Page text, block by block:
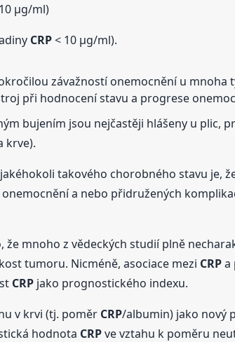
µg/ml)
CRP< 10 µg/ml).
závažností onemocnění u mnoha
při hodnocení stavu a progrese
bujením jsou nejčastěji hlášeny u plic,
krve).
takového chorobného stavu je,
a nebo přidružených
mnoho z vědeckých studií plně
tumoru. Nicméně, asociace mezi CRPa
CRPjako prognostického indexu.
v krvi (tj. poměr CRP/albumin) jako nový
hodnota CRPve vztahu k poměru